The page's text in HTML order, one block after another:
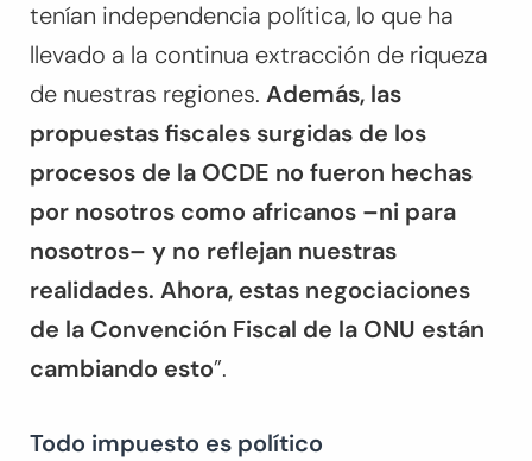
tenían independencia política, lo que ha
llevado a la continua extracción de riqueza
de nuestras regiones. Además, las
propuestas fiscales surgidas de los
procesos de la OCDE no fueron hechas
por nosotros como africanos –ni para
nosotros– y no reflejan nuestras
realidades. Ahora, estas negociaciones
de la Convención Fiscal de la ONU están
cambiando esto”.
Todo impuesto es político